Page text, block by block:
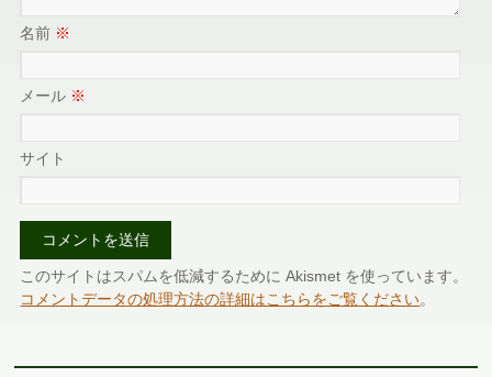
名前 ※
メール ※
サイト
このサイトはスパムを低減するために Akismet を使っています。
コメントデータの処理方法の詳細はこちらをご覧ください。